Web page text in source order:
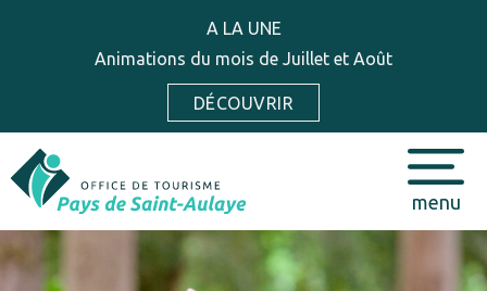
A LA UNE
Animations du mois de Juillet et Août
DÉCOUVRIR
menu